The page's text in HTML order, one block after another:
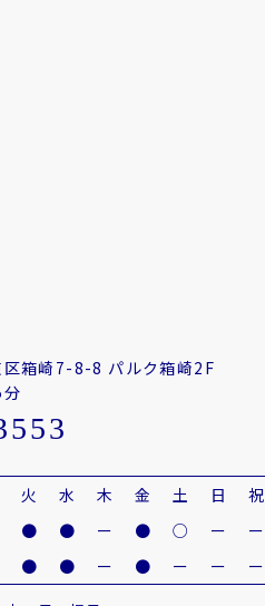
区箱崎7-8-8 パルク箱崎2F
火 水 木 金 土 日
祝
● ● ー ● ○ ー
ー
● ● ー ● ー ー ー